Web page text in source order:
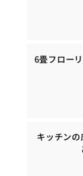
6畳フロー
キッチン